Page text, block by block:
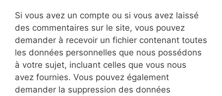
Si vous avez un compte ou si vous avez laissé
des commentaires sur le site, vous pouvez
demander à recevoir un fichier contenant toutes
les données personnelles que nous possédons
à votre sujet, incluant celles que vous nous
avez fournies. Vous pouvez également
demander la suppression des données